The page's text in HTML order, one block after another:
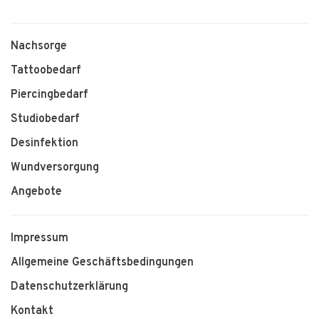
Nachsorge
Tattoobedarf
Piercingbedarf
Studiobedarf
Desinfektion
Wundversorgung
Angebote
Impressum
Allgemeine Geschäftsbedingungen
Datenschutzerklärung
Kontakt